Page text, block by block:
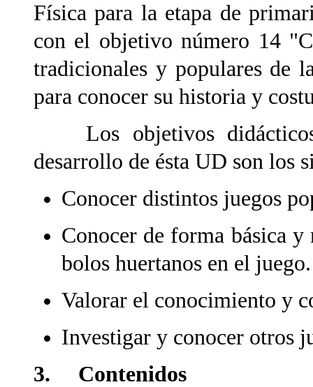
Física para la etapa de
con el objetivo número 14
tradicionales y populares de
para conocer su historia y
Los objetivos didácticos
desarrollo de ésta UD son los
Conocer distintos juegos
Conocer de forma básica
bolos huertanos en el juego.
Valorar el conocimiento y
Investigar y conocer otros
3. Contenidos